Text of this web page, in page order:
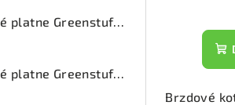
Predné brzdové platne Greenstuff 2000 (DP21476)
Predné brzdové platne Greenstuff 2000 (DP21074)
Brzdové